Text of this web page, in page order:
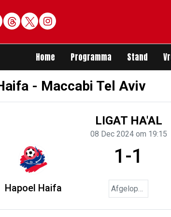
ThreadsTwitterDelen op Whatsapp
Home Programma Stand
- Maccabi Tel Aviv
LIGAT HA'AL
08 Dec 2024 om 19:15
Hapoel Haifa
1-1